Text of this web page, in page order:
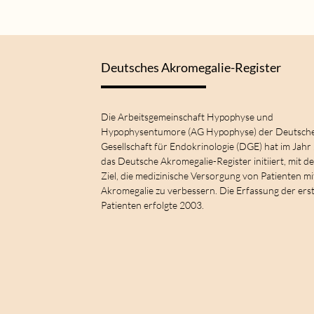
Deutsches Akromegalie-Register
Die Arbeitsgemeinschaft Hypophyse und
Hypophysentumore (AG Hypophyse) der
Gesellschaft für Endokrinologie (DGE) hat im
das Deutsche Akromegalie-Register initiiert, mit
Ziel, die medizinische Versorgung von Patienten
Akromegalie zu verbessern. Die Erfassung der
Patienten erfolgte 2003.